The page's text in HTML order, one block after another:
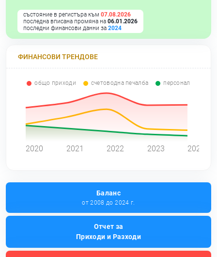
състояние в регистъра към 07.08.2026
последна вписана промяна на 06.01.2026
последни финансови данни за 2024
ФИНАНСОВИ ТРЕНДОВЕ
общо приходи счетоводна печалба персонал
2020 2021 2022 2023 2024
Баланс
от 2008 до 2024 г.
Отчет за
Приходи и Разходи